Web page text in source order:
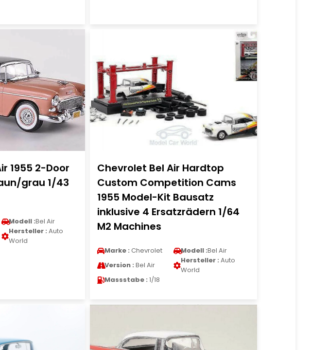
1955 2-Door
grau 1/43
Modell :Bel Air
Hersteller : Auto
World
Chevrolet Bel Air Hardtop
Custom Competition Cams
1955 Model-Kit Bausatz
inklusive 4 Ersatzrädern 1/64
M2 Machines
Marke : Chevrolet Modell :Bel Air
Version : Bel Air
Hersteller : Auto
World
Massstabe : 1/18